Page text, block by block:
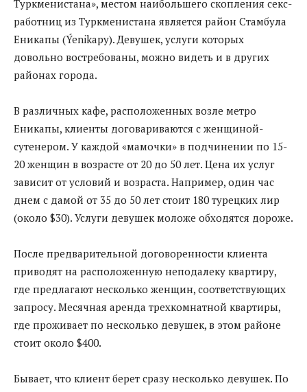
Туркменистана», местом наибольшего скопления секс-
работниц из Туркменистана является район Стамбула
Еникапы (Ýenikapy). Девушек, услуги которых
довольно востребованы, можно видеть и в других
районах города.
В различных кафе, расположенных возле метро
Еникапы, клиенты договариваются с женщиной-
сутенером. У каждой «мамочки» в подчинении по 15-
20 женщин в возрасте от 20 до 50 лет. Цена их услуг
зависит от условий и возраста. Например, один час
днем с дамой от 35 до 50 лет стоит 180 турецких лир
(около $30). Услуги девушек моложе обходятся дороже.
После предварительной договоренности клиента
приводят на расположенную неподалеку квартиру,
где предлагают несколько женщин, соответствующих
запросу. Месячная аренда трехкомнатной квартиры,
где проживает по несколько девушек, в этом районе
стоит около $400.
Бывает, что клиент берет сразу несколько девушек. По